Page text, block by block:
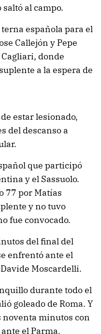
al campo.
española para el
Callejón y Pepe
donde
a la espera de
estar lesionado,
del descanso a
que participó
y el Sassuolo.
77 por Matías
y no tuvo
fue convocado.
del final del
enfrentó ante el
Moscardelli.
durante todo el
goleado de Roma. Y
noventa minutos con
el Parma.